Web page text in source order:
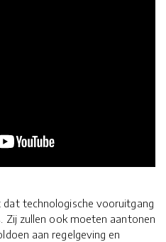
technologische vooruitgang
Zij zullen ook moeten aantonen
aan regelgeving en